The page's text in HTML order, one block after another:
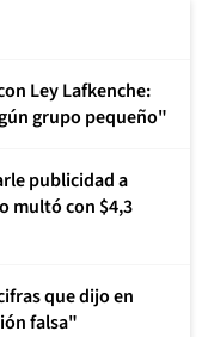
Ley Lafkenche:
grupo pequeño"
publicidad a
multó con $4,3
que dijo en
falsa"